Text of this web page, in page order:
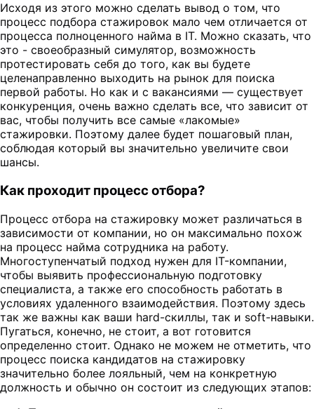
Исходя из этого можно сделать вывод о том, что
процесс подбора стажировок мало чем отличается от
процесса полноценного найма в IT. Можно сказать, что
это - своеобразный симулятор, возможность
протестировать себя до того, как вы будете
целенаправленно выходить на рынок для поиска
первой работы. Но как и с вакансиями — существует
конкуренция, очень важно сделать все, что зависит от
вас, чтобы получить все самые «лакомые»
стажировки. Поэтому далее будет пошаговый план,
соблюдая который вы значительно увеличите свои
шансы.
Как проходит процесс отбора?
Процесс отбора на стажировку может различаться в
зависимости от компании, но он максимально похож
на процесс найма сотрудника на работу.
Многоступенчатый подход нужен для IT-компании,
чтобы выявить профессиональную подготовку
специалиста, а также его способность работать в
условиях удаленного взаимодействия. Поэтому здесь
так же важны как ваши hard-скиллы, так и soft-навыки.
Пугаться, конечно, не стоит, а вот готовится
определенно стоит. Однако не можем не отметить, что
процесс поиска кандидатов на стажировку
значительно более лояльный, чем на конкретную
должность и обычно он состоит из следующих этапов: